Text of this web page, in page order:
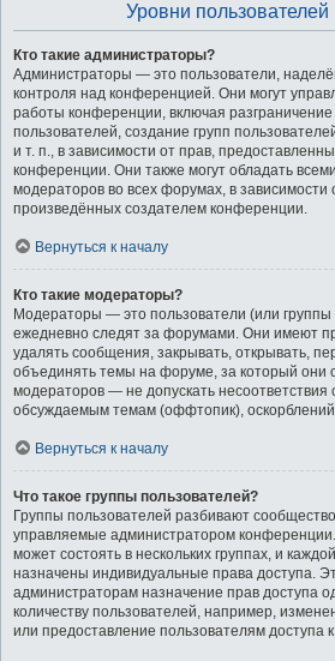
Уровни пользователей
Кто такие администраторы?
Администраторы — это пользователи,
контроля над конференцией. Они могут
работы конференции, включая
пользователей, создание групп
и т. п., в зависимости от прав,
конференции. Они также могут обладать
модераторов во всех форумах, в зависимости
произведённых создателем конференции.
Вернуться к началу
Кто такие модераторы?
Модераторы — это пользователи (или группы
ежедневно следят за форумами. Они имеют
удалять сообщения, закрывать, открывать,
объединять темы на форуме, за который они
модераторов — не допускать
обсуждаемым темам (оффтопик),
Вернуться к началу
Что такое группы пользователей?
Группы пользователей разбивают
управляемые администратором
может состоять в нескольких группах, и
назначены индивидуальные права доступа.
администраторам назначение прав доступа
количеству пользователей, например,
или предоставление пользователям